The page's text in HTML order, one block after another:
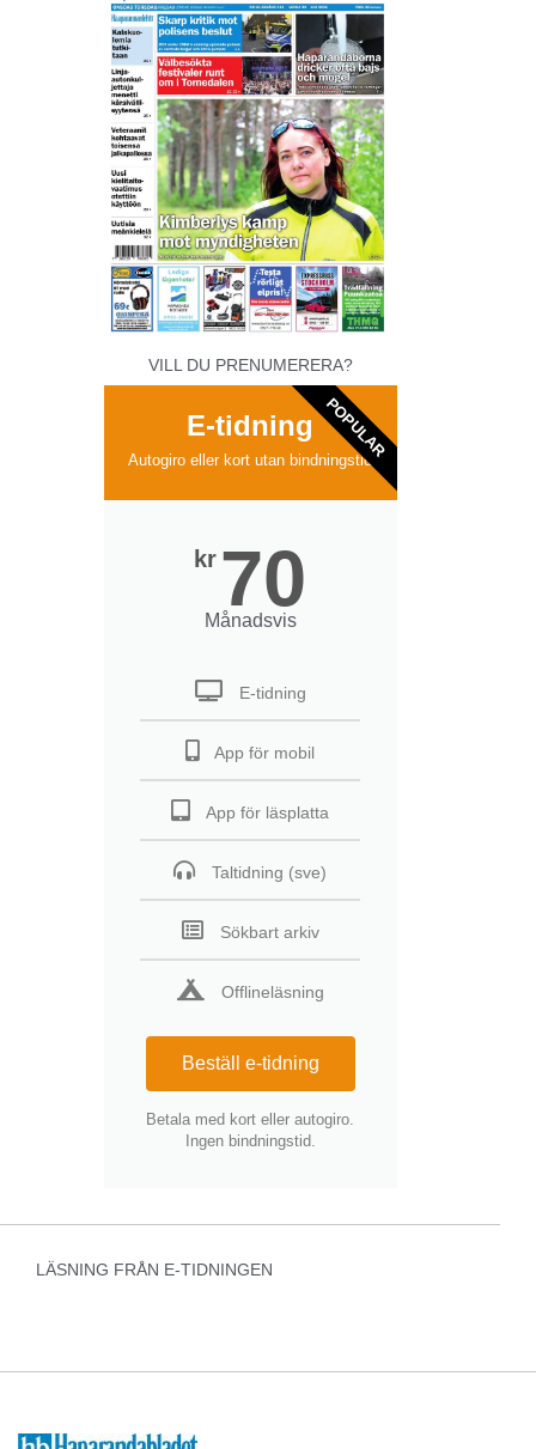
VILL DU PRENUMERERA?
E-tidning
Autogiro eller kort utan bindningstid
kr 70
Månadsvis
E-tidning
App för mobil
App för läsplatta
Taltidning (sve)
Sökbart arkiv
Offlineläsning
Beställ e-tidning
Betala med kort eller autogiro.
Ingen bindningstid.
POPULAR
LÄSNING FRÅN E-TIDNINGEN